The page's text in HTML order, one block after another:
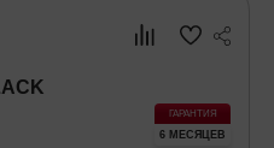
ГАРАНТИЯ
6 МЕСЯЦЕВ